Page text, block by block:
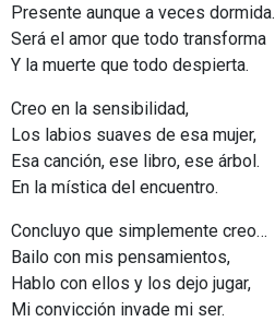
Presente aunque a veces dormida.
Será el amor que todo transforma
Y la muerte que todo despierta.
Creo en la sensibilidad,
Los labios suaves de esa mujer,
Esa canción, ese libro, ese árbol.
En la mística del encuentro.
Concluyo que simplemente creo…
Bailo con mis pensamientos,
Hablo con ellos y los dejo jugar,
Mi convicción invade mi ser.